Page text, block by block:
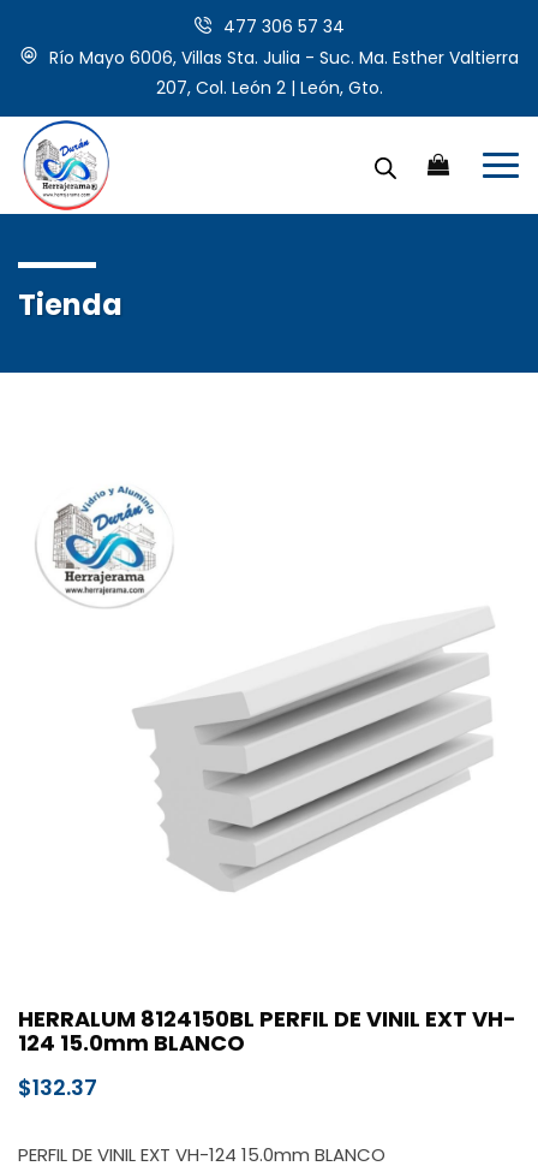
477 306 57 34
Río Mayo 6006, Villas Sta. Julia - Suc. Ma. Esther Valtierra
207, Col. León 2 | León, Gto.
Tienda
HERRALUM 8124150BL PERFIL DE VINIL EXT VH-
124 15.0mm BLANCO
$132.37
PERFIL DE VINIL EXT VH-124 15.0mm BLANCO